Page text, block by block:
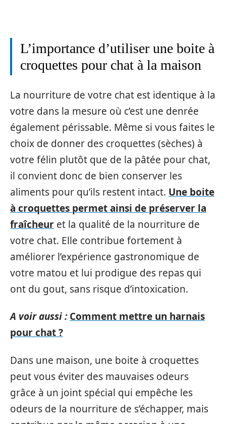
L’importance d’utiliser une boite à
croquettes pour chat à la maison
La nourriture de votre chat est identique à la
votre dans la mesure où c’est une denrée
également périssable. Même si vous faites le
choix de donner des croquettes (sèches) à
votre félin plutôt que de la pâtée pour chat,
il convient donc de bien conserver les
aliments pour qu’ils restent intact. Une boite
à croquettes permet ainsi de préserver la
fraîcheur et la qualité de la nourriture de
votre chat. Elle contribue fortement à
améliorer l’expérience gastronomique de
votre matou et lui prodigue des repas qui
ont du gout, sans risque d’intoxication.
A voir aussi : Comment mettre un harnais
pour chat ?
Dans une maison, une boite à croquettes
peut vous éviter des mauvaises odeurs
grâce à un joint spécial qui empêche les
odeurs de la nourriture de s’échapper, mais